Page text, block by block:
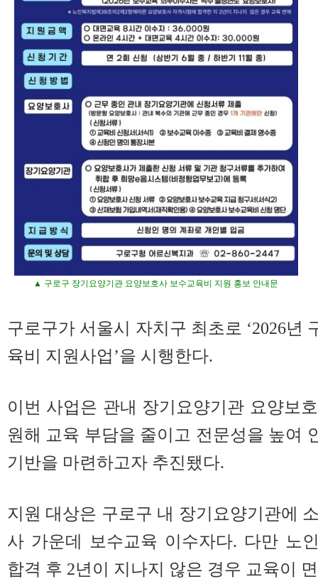
▲ 구로구 장기요양기관 요양보호사 보수교육비 지원 홍보 안내문
구로구가 서울시 자치구 최초로 ‘2026년
육비 지원사업’을 시행한다.
이번 사업은 관내 장기요양기관 요양보
원해 교육 부담을 줄이고 전문성을 높여
기반을 마련하고자 추진됐다.
지원 대상은 구로구 내 장기요양기관에
사 가운데 보수교육 이수자다. 다만 노
합격 후 2년이 지나지 않은 경우 교육이